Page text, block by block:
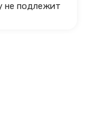
не подлежит